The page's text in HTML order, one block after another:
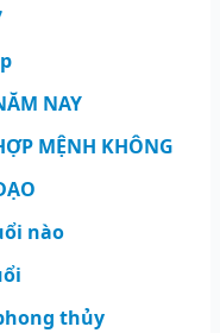
NAY
MỆNH KHÔNG
nào
thủy